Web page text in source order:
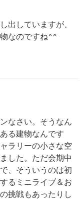
出していますが、
なのですね^^
なさい。そうなん
る建物なんです
ラリーの小さな空
した。ただ会期中
、そういうのは初
るミニライブ＆お
挑戦もあったりし